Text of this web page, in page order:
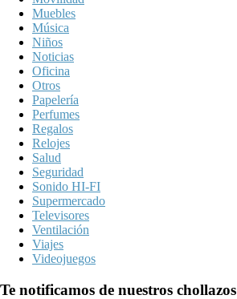
Muebles
Música
Niños
Noticias
Oficina
Otros
Papelería
Perfumes
Regalos
Relojes
Salud
Seguridad
Sonido HI-FI
Supermercado
Televisores
Ventilación
Viajes
Videojuegos
Te notificamos de nuestros chollazos